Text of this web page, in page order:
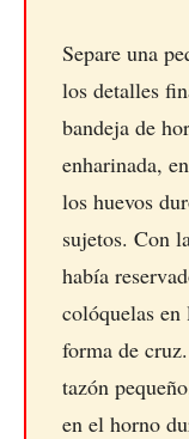
Separe una
los detalles
bandeja de
enharinada,
los huevos
sujetos. Con
había
colóquelas
forma de
tazón
en el horno